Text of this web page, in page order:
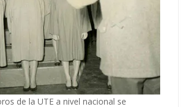
de la UTE a nivel nacional se